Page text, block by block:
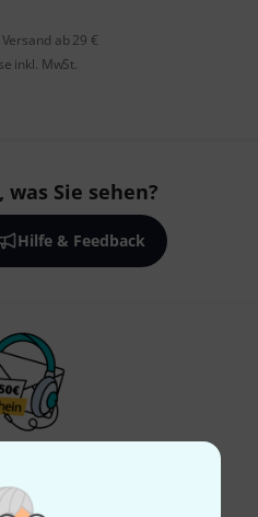
ab 29 €
inkl. MwSt.
Sie sehen?
Hilfe & Feedback
Newsletter
und gewinne mit